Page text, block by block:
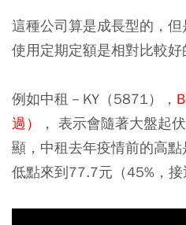
這種公司算是成長型的，但
使用定期定額是相對比較好
例如中租－KY（5871），
過）
， 表示會隨著大盤起
顯，中租去年疫情前的高
低點來到77.7元（45%，接